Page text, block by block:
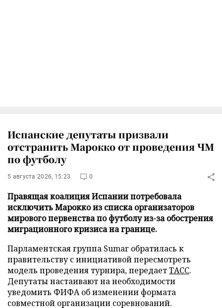
Испанские депутаты призвали
отстранить Марокко от проведения ЧМ
по футболу
5 августа 2026, 15:23 0
Правящая коалиция Испании потребовала
исключить Марокко из списка организаторов
мирового первенства по футболу из-за обострения
миграционного кризиса на границе.
Парламентская группа Sumar обратилась к
правительству с инициативой пересмотреть
модель проведения турнира, передаетТАСС.
Депутаты настаивают на необходимости
уведомить ФИФА об изменении формата
совместной организации соревнований.